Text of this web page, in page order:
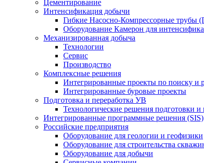
Цементирование
Интенсификация добычи
Гибкие Насосно-Компрессорные трубы
Оборудование Камерон для
Механизированная добыча
Технологии
Сервис
Производство
Комплексные решения
Интегрированные проекты по поиску и
Интегрированные буровые проекты
Подготовка и переработка УВ
Технологические решения подготовки
Интегрированные программные решения (SIS)
Российские предприятия
Оборудование для геологии и геофизики
Оборудование для строительства
Оборудование для добычи